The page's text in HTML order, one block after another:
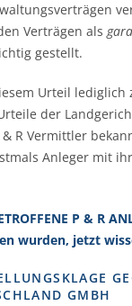
Verträgen als
gestellt.
Urteil lediglich
der
& R Vermittler
Anleger mit
P & R
wurden, jetzt
GMBH